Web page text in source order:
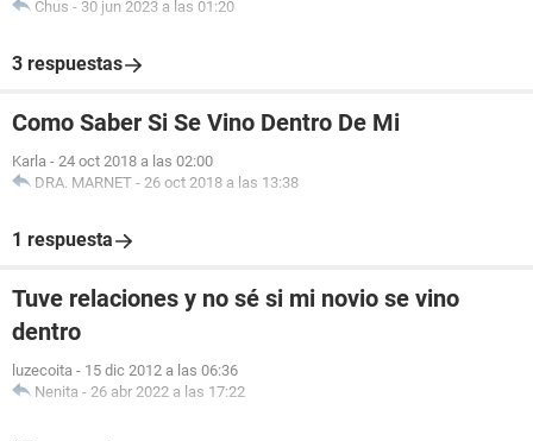
Chus - 30 jun 2023 a las 01:20
3 respuestas
Como Saber Si Se Vino Dentro De Mi
Karla - 24 oct 2018 a las 02:00
DRA. MARNET - 26 oct 2018 a las 13:38
1 respuesta
Tuve relaciones y no sé si mi novio se vino
dentro
luzecoita - 15 dic 2012 a las 06:36
Nenita - 26 abr 2022 a las 17:22